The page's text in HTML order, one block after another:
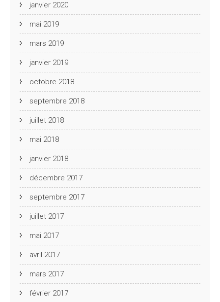
janvier 2020
mai 2019
mars 2019
janvier 2019
octobre 2018
septembre 2018
juillet 2018
mai 2018
janvier 2018
décembre 2017
septembre 2017
juillet 2017
mai 2017
avril 2017
mars 2017
février 2017